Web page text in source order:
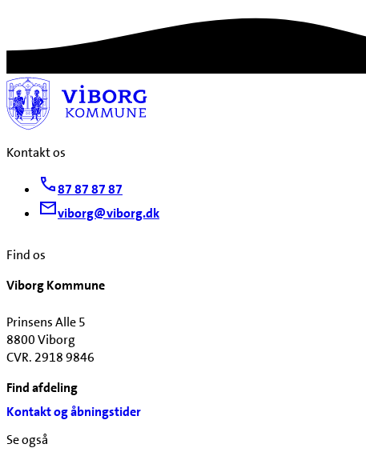
Kontakt os
87 87 87 87
viborg@viborg.dk
Find os
Viborg Kommune
Prinsens Alle 5
8800 Viborg
CVR. 2918 9846
Find afdeling
Kontakt og åbningstider
Se også